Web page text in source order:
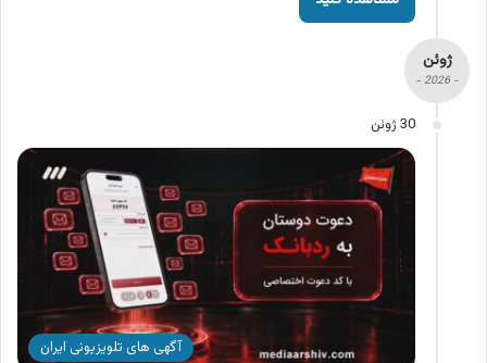
ژوئن
- 2026 -
30 ژوئن
آگهی های تلویزیونی ایران